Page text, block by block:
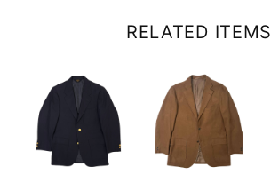
RELATED ITEMS